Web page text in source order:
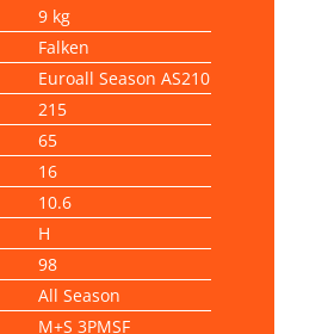
9 kg
Falken
Euroall Season AS210
215
65
16
10.6
H
98
All Season
M+S 3PMSF